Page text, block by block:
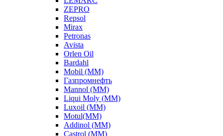
ZEPRO
Repsol
Mirax
Petronas
Avista
Orlen Oil
Bardahl
Mobil (ММ)
Газпромнефть
Mannol (ММ)
Liqui Moly (ММ)
Luxoil (ММ)
Motul(ММ)
Addinol (ММ)
Castrol (ММ)